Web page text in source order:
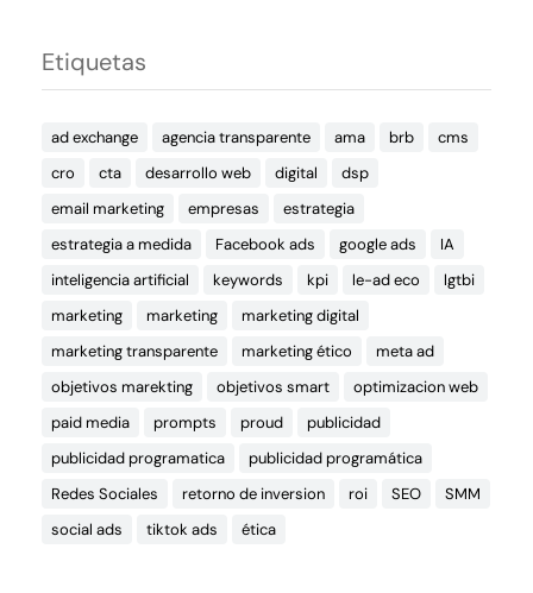
Etiquetas
ad exchange agencia transparente ama brb
cms
cro
cta desarrollo web digital
dsp
email marketing
empresas
estrategia
estrategia a medida
Facebook ads google ads
IA
inteligencia artificial
keywords kpi le-ad eco
lgtbi
marketing
marketing
marketing digital
marketing transparente
marketing ético
meta ad
objetivos marekting
objetivos smart
optimizacion web
paid media
prompts proud
publicidad
publicidad programatica
publicidad programática
Redes Sociales
retorno de inversion roi SEO
SMM
social ads
tiktok ads ética